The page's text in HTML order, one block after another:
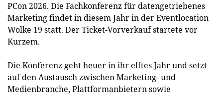
PCon 2026. Die Fachkonferenz für datengetriebenes
Marketing findet in diesem Jahr in der Eventlocation
Wolke 19 statt. Der Ticket-Vorverkauf startete vor
Kurzem.
Die Konferenz geht heuer in ihr elftes Jahr und setzt
auf den Austausch zwischen Marketing- und
Medienbranche, Plattformanbietern sowie